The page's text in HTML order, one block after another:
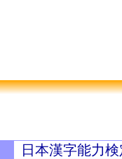
日本漢字能力